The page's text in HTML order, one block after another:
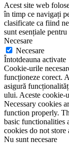
Acest site web
în timp ce navigați
clasificate ca fiind
sunt esențiale
Necesare
Necesare
Întotdeauna activate
Cookie-urile
funcționeze corect.
asigură
ului. Aceste cookie-
Necessary cookies
function properly.
basic functionalities
cookies do not
Nu sunt necesare